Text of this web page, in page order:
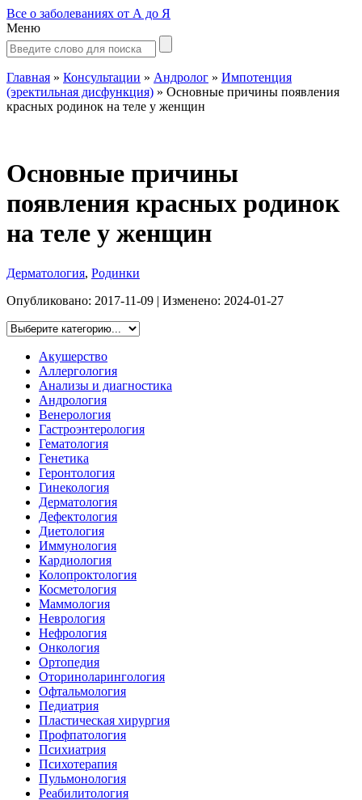
Все о заболеваниях от А до Я
Меню
Главная » Консультации » Андролог » Импотенция
(эректильная дисфункция) » Основные причины появления
красных родинок на теле у женщин
Основные причины
появления красных родинок
на теле у женщин
Дерматология, Родинки
Опубликовано: 2017-11-09 | Изменено: 2024-01-27
Акушерство
Аллергология
Анализы и диагностика
Андрология
Венерология
Гастроэнтерология
Гематология
Генетика
Геронтология
Гинекология
Дерматология
Дефектология
Диетология
Иммунология
Кардиология
Колопроктология
Косметология
Маммология
Неврология
Нефрология
Онкология
Ортопедия
Оториноларингология
Офтальмология
Педиатрия
Пластическая хирургия
Профпатология
Психиатрия
Психотерапия
Пульмонология
Реабилитология